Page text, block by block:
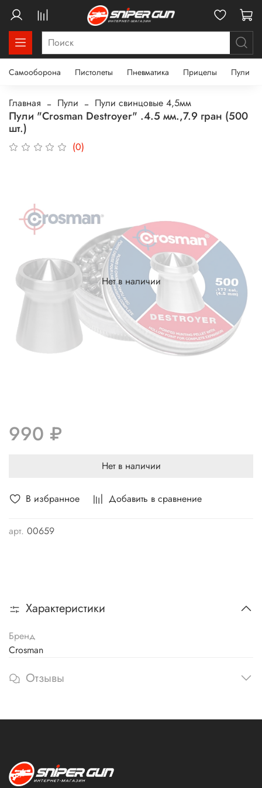
Самооборона Пистолеты Пневматика Прицелы Пули
Главная Пули Пули свинцовые 4,5мм
Пули "Crosman Destroyer" .4.5 мм.,7.9 гран (500
шт.)
(0)
В избранное Добавить в сравнение
арт. 00659
Нет в наличии
990 ₽
Нет в наличии
Характеристики
Бренд
Crosman
Отзывы